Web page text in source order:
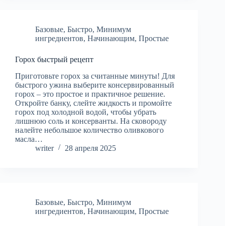
Базовые, Быстро, Минимум
ингредиентов, Начинающим, Простые
Горох быстрый рецепт
Приготовьте горох за считанные минуты! Для
быстрого ужина выберите консервированный
горох – это простое и практичное решение.
Откройте банку, слейте жидкость и промойте
горох под холодной водой, чтобы убрать
лишнюю соль и консерванты. На сковороду
налейте небольшое количество оливкового
масла…
writer
28 апреля 2025
Базовые, Быстро, Минимум
ингредиентов, Начинающим, Простые